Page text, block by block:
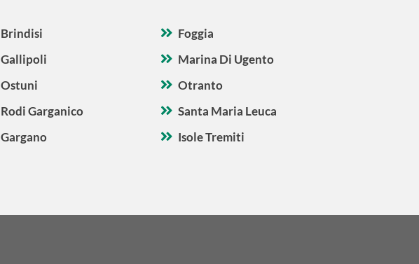
Brindisi
Foggia
Gallipoli
Marina Di Ugento
Ostuni
Otranto
Rodi Garganico
Santa Maria Leuca
Gargano
Isole Tremiti